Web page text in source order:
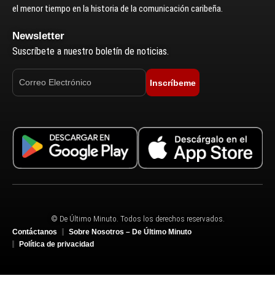
el menor tiempo en la historia de la comunicación caribeña.
Newsletter
Suscríbete a nuestro boletín de noticias.
Inscríbeme
© De Último Minuto. Todos los derechos reservados.
Contáctanos
Sobre Nosotros – De Último Minuto
Política de privacidad